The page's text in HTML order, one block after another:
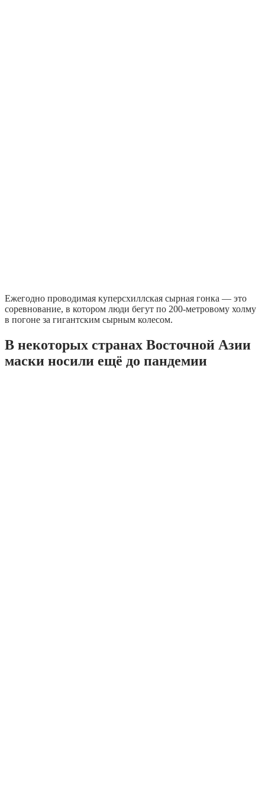
Ежегодно проводимая куперсхиллская сырная гонка — это
соревнование, в котором люди бегут по 200-метровому холму
в погоне за гигантским сырным колесом.
В некоторых странах Восточной Азии
маски носили ещё до пандемии